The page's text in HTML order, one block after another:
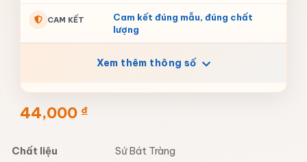
CAM KẾT
Cam kết đúng mẫu, đúng chất
lượng
Xem thêm thông số
44,000 ₫
Chất liệu
Sứ Bát Tràng